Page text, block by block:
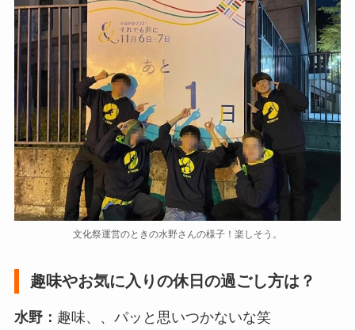
文化祭運営のときの水野さんの様子！楽しそう。
趣味やお気に入りの休日の過ごし方は？
水野： 趣味、、パッと思いつかないな笑